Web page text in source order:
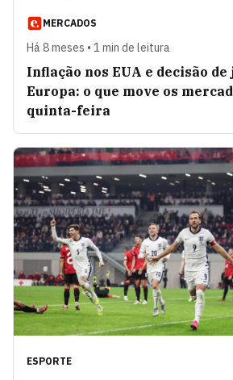
MERCADOS
Há 8 meses • 1 min de leitura
Inflação nos EUA e decisão de
Europa: o que move os
quinta-feira
ESPORTE